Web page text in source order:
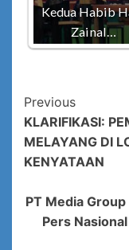
Kedua Habib
Zainal…
Post
Previous
KLARIFIKASI:
MELAYANG DI
KENYATAAN
PT Media
Pers